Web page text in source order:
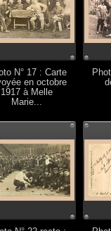
N° 17 : Carte
en octobre
1917 à Melle
Marie...